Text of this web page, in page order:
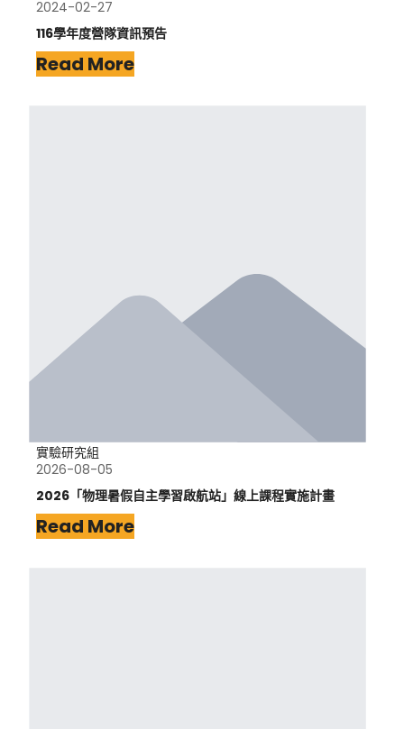
2024-02-27
116學年度營隊資訊預告
Read More
實驗研究組
2026-08-05
2026「物理暑假自主學習啟航站」線上課程實施計畫
Read More